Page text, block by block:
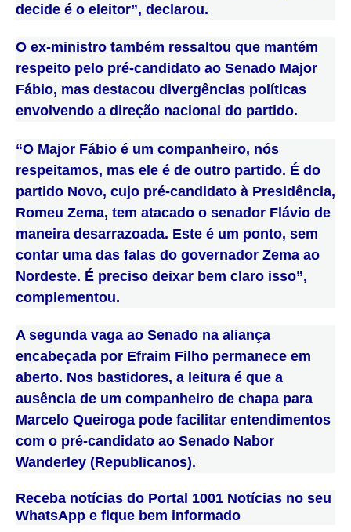
decide é o eleitor”, declarou.
O ex-ministro também ressaltou que mantém
respeito pelo pré-candidato ao Senado Major
Fábio, mas destacou divergências políticas
envolvendo a direção nacional do partido.
“O Major Fábio é um companheiro, nós
respeitamos, mas ele é de outro partido. É do
partido Novo, cujo pré-candidato à Presidência,
Romeu Zema, tem atacado o senador Flávio de
maneira desarrazoada. Este é um ponto, sem
contar uma das falas do governador Zema ao
Nordeste. É preciso deixar bem claro isso”,
complementou.
A segunda vaga ao Senado na aliança
encabeçada por Efraim Filho permanece em
aberto. Nos bastidores, a leitura é que a
ausência de um companheiro de chapa para
Marcelo Queiroga pode facilitar entendimentos
com o pré-candidato ao Senado Nabor
Wanderley (Republicanos).
Receba notícias do Portal 1001 Notícias no seu
WhatsApp e fique bem informado